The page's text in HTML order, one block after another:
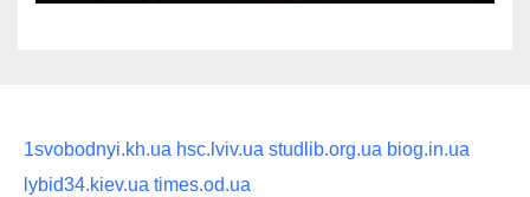
1svobodnyi.kh.ua hsc.lviv.ua studlib.org.ua biog.in.ua
lybid34.kiev.ua times.od.ua